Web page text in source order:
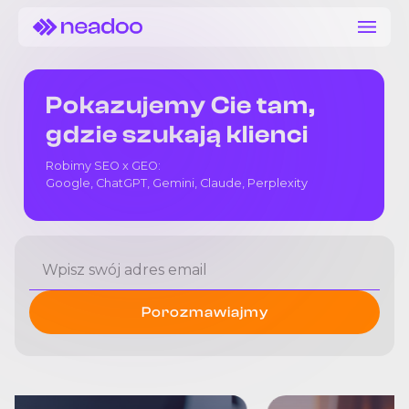
Pokazujemy Cie tam,
gdzie szukają klienci
Robimy SEO x GEO:
Google, ChatGPT, Gemini, Claude, Perplexity